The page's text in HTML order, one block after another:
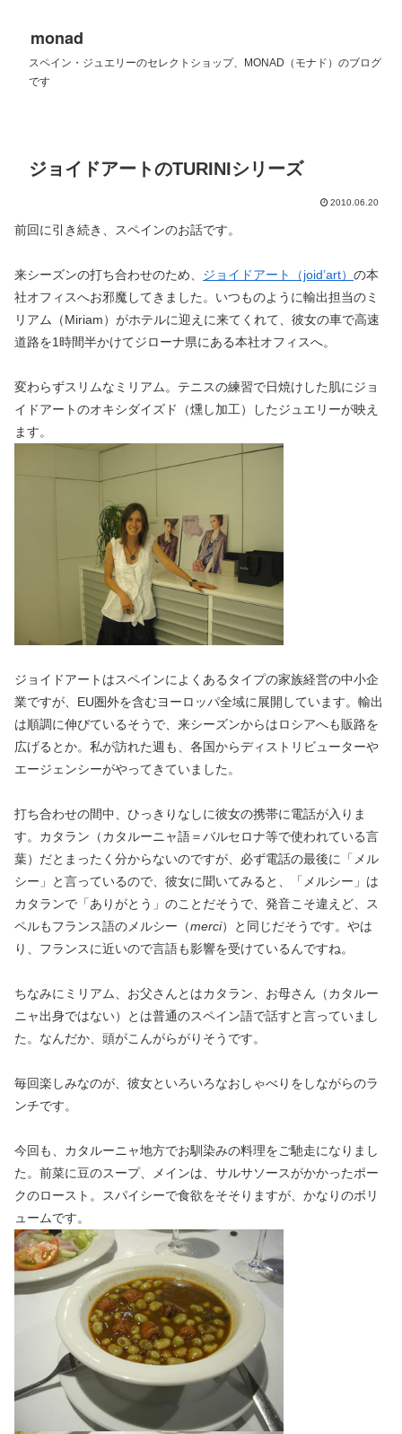
monad
スペイン・ジュエリーのセレクトショップ、MONAD（モナド）のブログ
です
ジョイドアートのTURINIシリーズ
2010.06.20
前回に引き続き、スペインのお話です。
来シーズンの打ち合わせのため、 ジョイドアート（joid’art） の本
社オフィスへお邪魔してきました。いつものように輸出担当のミ
リアム（Miriam）がホテルに迎えに来てくれて、彼女の車で高速
道路を1時間半かけてジローナ県にある本社オフィスへ。
変わらずスリムなミリアム。テニスの練習で日焼けした肌にジョ
イドアートのオキシダイズド（燻し加工）したジュエリーが映え
ます。
ジョイドアートはスペインによくあるタイプの家族経営の中小企
業ですが、EU圏外を含むヨーロッパ全域に展開しています。輸出
は順調に伸びているそうで、来シーズンからはロシアへも販路を
広げるとか。私が訪れた週も、各国からディストリビューターや
エージェンシーがやってきていました。
打ち合わせの間中、ひっきりなしに彼女の携帯に電話が入りま
す。カタラン（カタルーニャ語＝バルセロナ等で使われている言
葉）だとまったく分からないのですが、必ず電話の最後に「メル
シー」と言っているので、彼女に聞いてみると、「メルシー」は
カタランで「ありがとう」のことだそうで、発音こそ違えど、ス
ペルもフランス語のメルシー（merci）と同じだそうです。やは
り、フランスに近いので言語も影響を受けているんですね。
ちなみにミリアム、お父さんとはカタラン、お母さん（カタルー
ニャ出身ではない）とは普通のスペイン語で話すと言っていまし
た。なんだか、頭がこんがらがりそうです。
毎回楽しみなのが、彼女といろいろなおしゃべりをしながらのラ
ンチです。
今回も、カタルーニャ地方でお馴染みの料理をご馳走になりまし
た。前菜に豆のスープ、メインは、サルサソースがかかったポー
クのロースト。スパイシーで食欲をそそりますが、かなりのボリ
ュームです。